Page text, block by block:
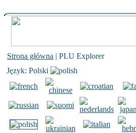
Strona główna | PLU Explorer
Język: Polski